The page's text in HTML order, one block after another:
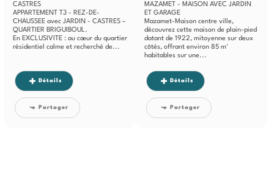
CASTRES
APPARTEMENT T3 - REZ-DE-
CHAUSSEE avec JARDIN - CASTRES –
QUARTIER BRIGUIBOUL.
En EXCLUSIVITE : au cœur du quartier
résidentiel calme et recherché de...
Détails
Partager
MAZAMET - MAISON AVEC JARDIN
ET GARAGE
Mazamet-Maison centre ville,
découvrez cette maison de plain-pied
datant de 1922, mitoyenne sur deux
côtés, offrant environ 85 m²
habitables sur une...
Détails
Partager